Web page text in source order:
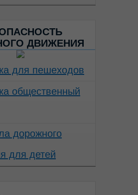
ДВИЖЕНИЯ
для пешеходов
общественный
дорожного
для детей